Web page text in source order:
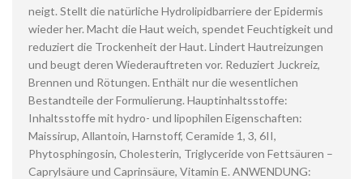
neigt. Stellt die natürliche Hydrolipidbarriere der Epidermis
wieder her. Macht die Haut weich, spendet Feuchtigkeit und
reduziert die Trockenheit der Haut. Lindert Hautreizungen
und beugt deren Wiederauftreten vor. Reduziert Juckreiz,
Brennen und Rötungen. Enthält nur die wesentlichen
Bestandteile der Formulierung. Hauptinhaltsstoffe:
Inhaltsstoffe mit hydro- und lipophilen Eigenschaften:
Maissirup, Allantoin, Harnstoff, Ceramide 1, 3, 6II,
Phytosphingosin, Cholesterin, Triglyceride von Fettsäuren –
Caprylsäure und Caprinsäure, Vitamin E. ANWENDUNG: